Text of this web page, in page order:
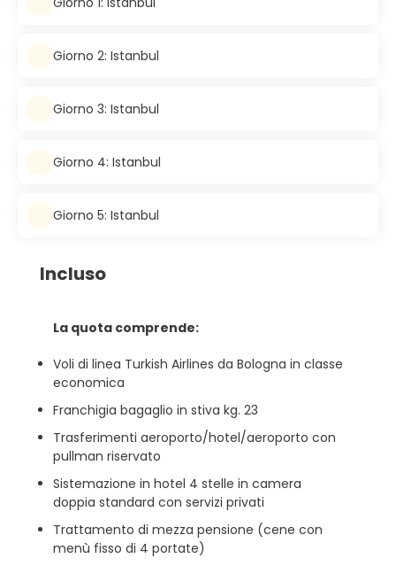
Giorno 2: Istanbul
Giorno 3: Istanbul
Giorno 4: Istanbul
Giorno 5: Istanbul
Incluso
La quota comprende:
Voli di linea Turkish Airlines da Bologna in classe
economica
Franchigia bagaglio in stiva kg. 23
Trasferimenti aeroporto/hotel/aeroporto con
pullman riservato
Sistemazione in hotel 4 stelle in camera
doppia standard con servizi privati
Trattamento di mezza pensione (cene con
menù fisso di 4 portate)